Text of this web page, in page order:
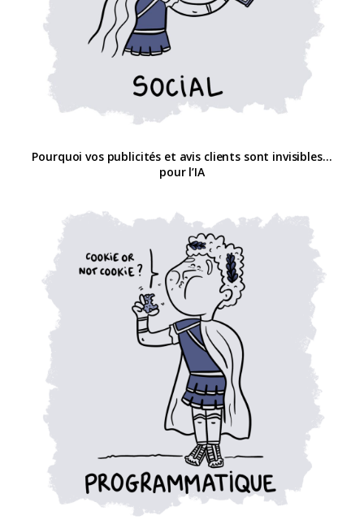
Pourquoi vos publicités et avis clients sont invisibles…
pour l’IA